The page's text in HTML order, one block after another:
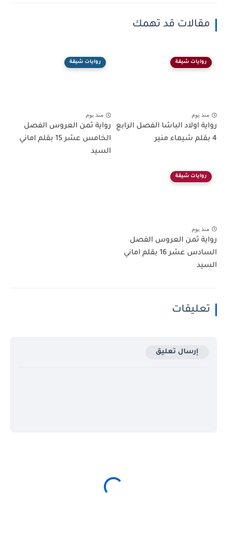
مقالات قد تهمك
روايات شيقة
منذ يوم
رواية اولاد الباشا الفصل الرابع
4 بقلم شيماء منير
روايات شيقة
منذ يوم
رواية ثمن العروس الفصل
الخامس عشر 15 بقلم اماني
السيد
روايات شيقة
منذ يوم
رواية ثمن العروس الفصل
السادس عشر 16 بقلم اماني
السيد
تعليقات
إرسال تعليق